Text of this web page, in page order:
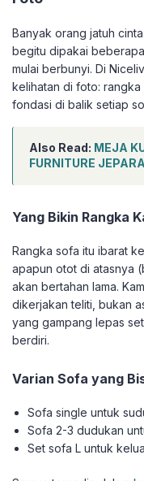
Banyak orang jatuh
begitu dipakai
mulai berbunyi. Di
kelihatan di foto: rangka
fondasi di balik setiap
Also Read: MEJA
FURNITURE
Yang Bikin Rangka
Rangka sofa itu ibarat
apapun otot di atasnya
akan bertahan lama.
dikerjakan teliti, bukan
yang gampang lepas
berdiri.
Varian Sofa yang
Sofa single untuk
Sofa 2-3 dudukan
Set sofa L untuk